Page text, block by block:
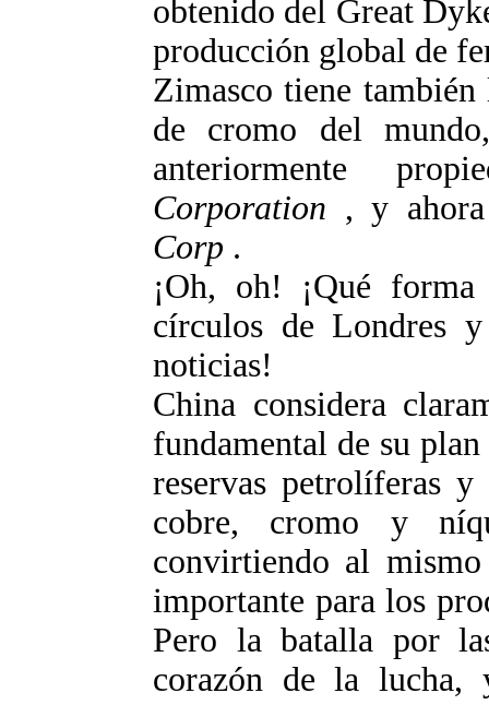
obtenido del Great
producción global de
Zimasco tiene también
de cromo del
anteriormente
Corporation , y
Corp .
¡Oh, oh! ¡Qué
círculos de Londres y
noticias!
China considera
fundamental de su
reservas petrolíferas
cobre, cromo y
convirtiendo al
importante para los
Pero la batalla por
corazón de la lucha,